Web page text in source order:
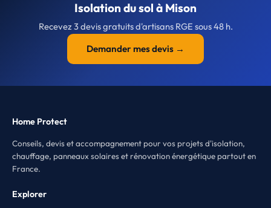
Isolation du sol à Mison
Recevez 3 devis gratuits d'artisans RGE sous 48 h.
Demander mes devis →
Home Protect
Conseils, devis et accompagnement pour vos projets d'isolation,
chauffage, panneaux solaires et rénovation énergétique partout en
France.
Explorer